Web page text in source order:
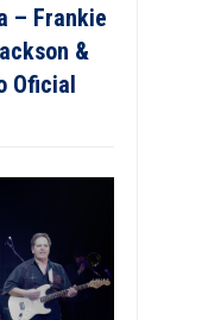
– Frankie
&
Oficial